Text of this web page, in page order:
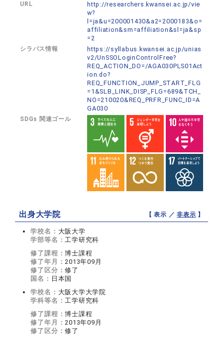
URL
http://researchers.kwansei.ac.jp/vie
w?
l=ja&u=200001430&a2=2000183&o=
affiliation&sm=affiliation&sl=ja&sp
=2
シラバス情報
https://syllabus.kwansei.ac.jp/unias
v2/UnSSOLoginControlFree?
REQ_ACTION_DO=/AGA030PLS01Act
ion.do?
REQ_FUNCTION_JUMP_START_FLG
=1&SLB_LINK_DISP_FLG=689&TCH_
NO=210020&REQ_PRFR_FUNC_ID=A
GA030
SDGs 関連ゴール
出身大学院 【 表示 ／非表示 】
学校名： 大阪大学
学部等名：工学研究科
修了課程：博士課程
修了年月：2013年09月
修了区分：修了
国名： 日本国
学校名： 大阪大学大学院
学科等名：工学研究科
修了課程：博士課程
修了年月：2013年09月
修了区分：修了